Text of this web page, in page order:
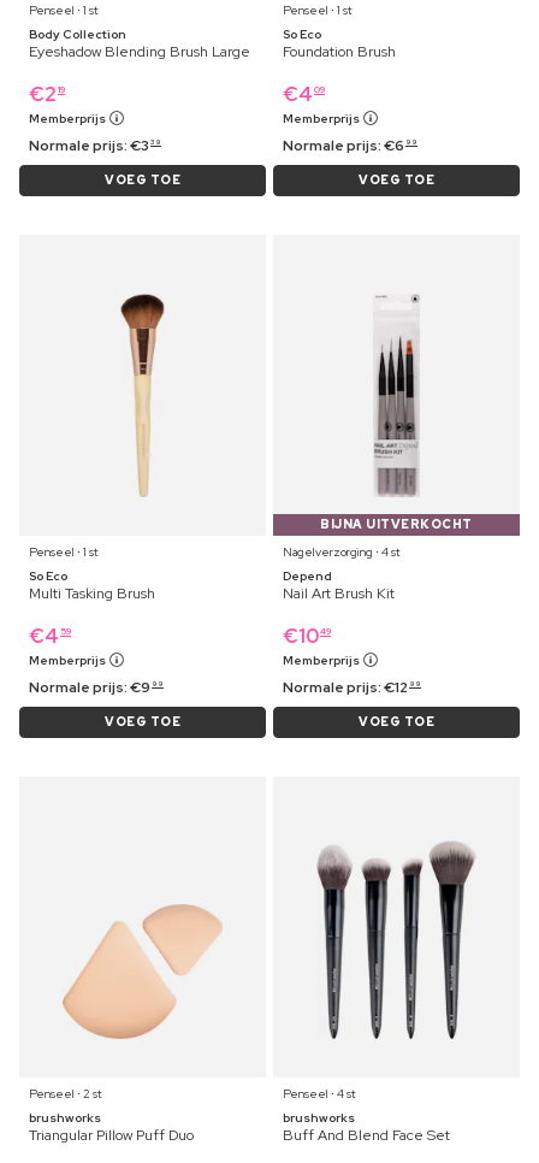
Penseel ⋅ 1 st
Body Collection
Eyeshadow Blending Brush Large
€2 19
Memberprijs
Normale prijs:€3 39
VOEG TOE
Penseel ⋅ 1 st
So Eco
Foundation Brush
€4 09
Memberprijs
Normale prijs:€6 99
VOEG TOE
Penseel ⋅ 1 st
So Eco
Multi Tasking Brush
€4 59
Memberprijs
Normale prijs:€9 99
VOEG TOE
BIJNA UITVERKOCHT
Nagelverzorging ⋅ 4 st
Depend
Nail Art Brush Kit
€1049
Memberprijs
Normale prijs:€12 99
VOEG TOE
Penseel ⋅ 2 st
brushworks
Triangular Pillow Puff Duo
Penseel ⋅ 4 st
brushworks
Buff And Blend Face Set